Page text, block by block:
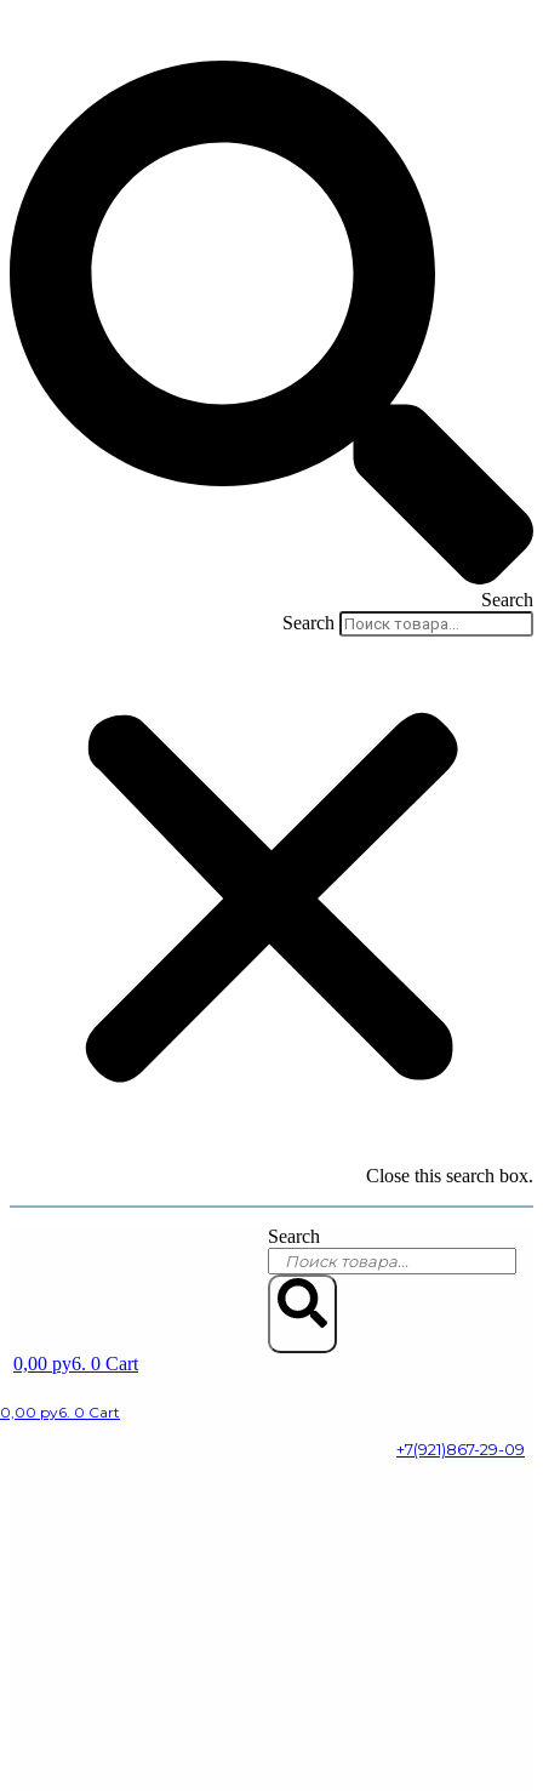
Search
Search
Close this search box.
Search
0,00 py6. 0 Cart
0,00 py6. 0 Cart
+7(921)867-29-09